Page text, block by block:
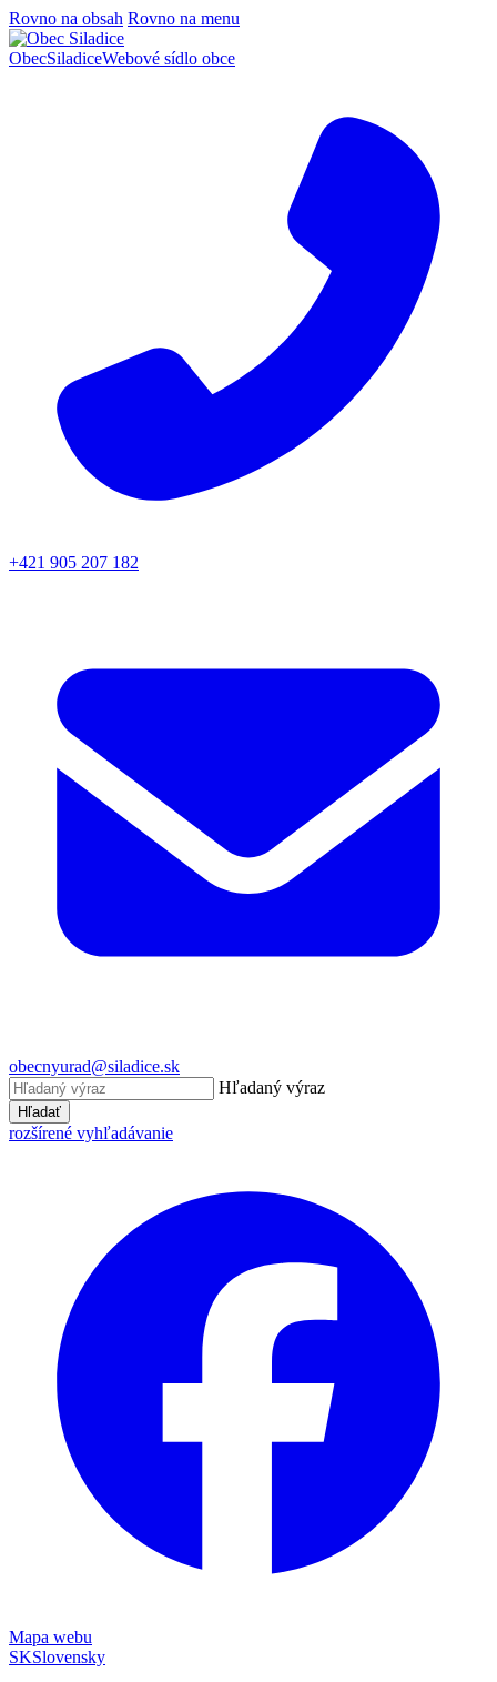
Rovno na obsah Rovno na menu
ObecSiladiceWebové sídlo obce
+421 905 207 182
obecnyurad@siladice.sk
Hľadaný výraz
Hľadať
rozšírené vyhľadávanie
Mapa webu
SKSlovensky